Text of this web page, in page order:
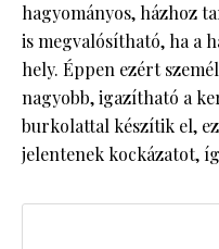
hagyományos, házhoz
is megvalósítható, ha a
hely. Éppen ezért
nagyobb, igazítható a
burkolattal készítik el,
jelentenek kockázatot,